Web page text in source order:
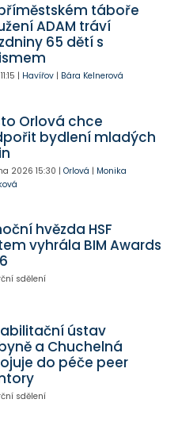
táboře
ADAM tráví
65 dětí s
11:15 | Havířov| Bára Kelnerová
Orlová chce
bydlení mladých
2026 15:30 | Orlová | Monika
hvězda HSF
vyhrála BIM Awards
sdělení
ústav
a Chuchelná
do péče peer
sdělení